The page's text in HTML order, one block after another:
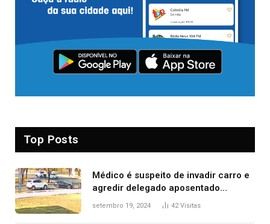
Top Posts
Médico é suspeito de invadir carro e
agredir delegado aposentado
durante confusão no trânsito
setembro 19, 2024 42Visitas